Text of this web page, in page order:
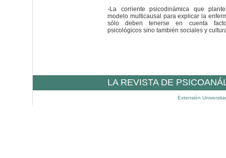
-La corriente psicodinámica que
modelo multicausal para explicar la
sólo deben tenerse en cuenta
psicológicos sino también sociales y
LA REVISTA DE
Extensión